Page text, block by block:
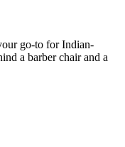
go-to for Indian-
a barber chair and a